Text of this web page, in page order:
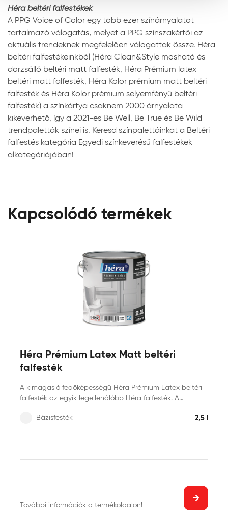
Héra beltéri falfestékek
A PPG Voice of Color egy több ezer színárnyalatot
tartalmazó válogatás, melyet a PPG színszakértői az
aktuális trendeknek megfelelően válogattak össze. Héra
beltéri falfestékeinkből (Héra Clean&Style mosható és
dörzsálló beltéri matt falfesték, Héra Prémium latex
beltéri matt falfesték, Héra Kolor prémium matt beltéri
falfesték és Héra Kolor prémium selyemfényű beltéri
falfesték) a színkártya csaknem 2000 árnyalata
kikeverhető, így a 2021-es Be Well, Be True és Be Wild
trendpaletták színei is. Keresd színpalettáinkat a Beltéri
falfestés kategória Egyedi színkeverésű falfestékek
alkategóriájában!
Kapcsolódó termékek
Héra Prémium Latex Matt beltéri
falfesték
A kimagasló fedőképességű Héra Prémium Latex beltéri
falfesték az egyik legellenálóbb Héra falfesték. A
bevonat kifejezetten alkalmas nagy igénybevételnek
kitett helyiségek, például gyerekszobák, konyhák vagy
Bázisfesték 2,5 l
További információk a termékoldalon!